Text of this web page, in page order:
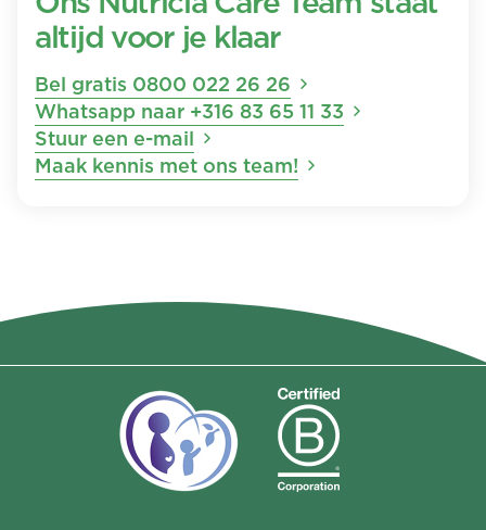
altijd voor je klaar
Bel gratis 0800 022 26 26
Whatsapp naar +316 83 65 11 33
Stuur een e-mail
Maak kennis met ons team!